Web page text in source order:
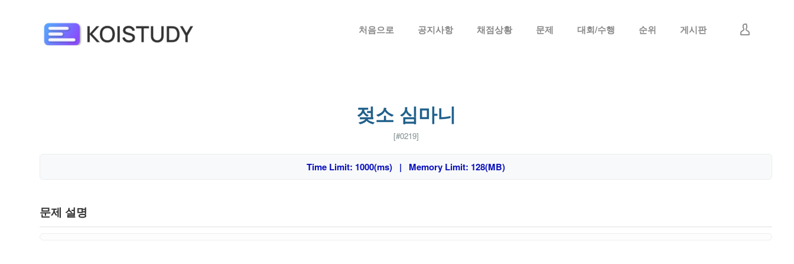
처음으로 공지사항 채점상황 문제 대회/수행 순위 게시판
젖소 심마니
[#0219]
Time Limit: 1000(ms) | Memory Limit: 128(MB)
문제 설명